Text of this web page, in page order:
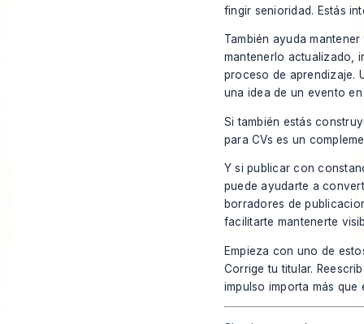
fingir senioridad. Estás
También ayuda
mantenerlo actualizado,
proceso de aprendizaje.
una idea de un evento
Si también estás
para CVs es un
Y si publicar con
puede ayudarte a
borradores de
facilitarte mantenerte
Empieza con uno de
Corrige tu titular.
impulso importa más